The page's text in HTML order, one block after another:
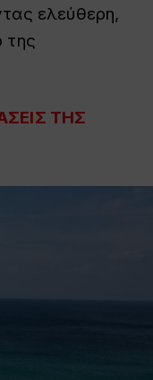
ελεύθερη,
της
ΤΗΣ